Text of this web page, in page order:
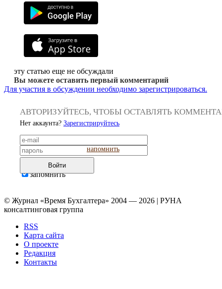
эту статью еще не обсуждали
Вы можете оставить первый комментарий
Для участия в обсуждении необходимо зарегистрироваться.
АВТОРИЗУЙТЕСЬ, ЧТОБЫ ОСТАВЛЯТЬ
Нет аккаунта? Зарегистрируйтесь
напомнить
Войти
запомнить
© Журнал «Время Бухгалтера» 2004 — 2026 | РУНА
консалтинговая группа
RSS
Карта сайта
О проекте
Редакция
Контакты